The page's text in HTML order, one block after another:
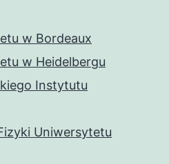
w Bordeaux
w Heidelbergu
Instytutu
Uniwersytetu